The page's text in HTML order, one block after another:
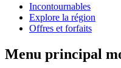
Incontournables
Explore la région
Offres et forfaits
Menu principal